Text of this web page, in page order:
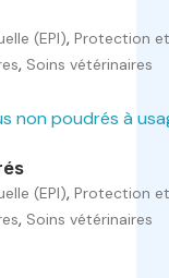
(EPI), Protection
, Soins vétérinaires
(EPI), Protection
, Soins vétérinaires